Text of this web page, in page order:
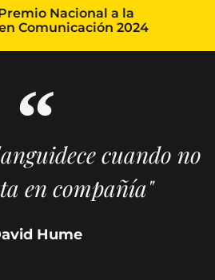
Nacional a la
Comunicación 2024
cuando no
en compañía"
Hume